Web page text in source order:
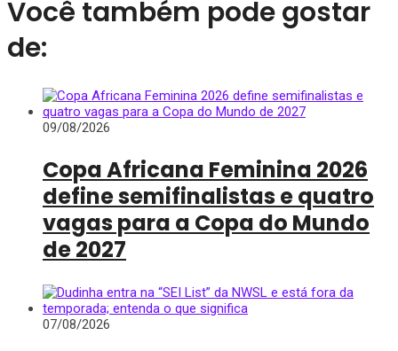
Você também pode gostar
de:
09/08/2026
Copa Africana Feminina 2026
define semifinalistas e quatro
vagas para a Copa do Mundo
de 2027
07/08/2026